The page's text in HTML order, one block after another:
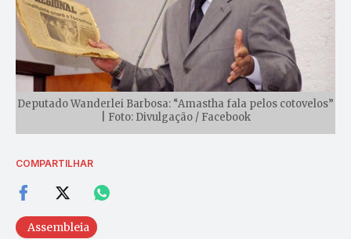
Deputado Wanderlei Barbosa: “Amastha fala pelos cotovelos”
| Foto: Divulgação / Facebook
COMPARTILHAR
Assembleia